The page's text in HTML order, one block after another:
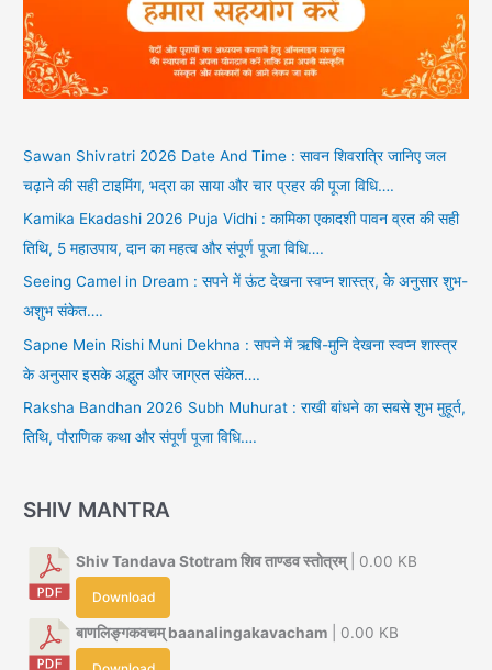
Sawan Shivratri 2026 Date And Time : सावन शिवरात्रि जानिए जल
चढ़ाने की सही टाइमिंग, भद्रा का साया और चार प्रहर की पूजा विधि….
Kamika Ekadashi 2026 Puja Vidhi : कामिका एकादशी पावन व्रत की सही
तिथि, 5 महाउपाय, दान का महत्व और संपूर्ण पूजा विधि….
Seeing Camel in Dream : सपने में ऊंट देखना स्वप्न शास्त्र, के अनुसार शुभ-
अशुभ संकेत….
Sapne Mein Rishi Muni Dekhna : सपने में ऋषि-मुनि देखना स्वप्न शास्त्र
के अनुसार इसके अद्भुत और जाग्रत संकेत….
Raksha Bandhan 2026 Subh Muhurat : राखी बांधने का सबसे शुभ मुहूर्त,
तिथि, पौराणिक कथा और संपूर्ण पूजा विधि….
SHIV MANTRA
Shiv Tandava Stotram शिव ताण्डव स्तोत्रम्| 0.00 KB
Download
बाणलिङ्गकवचम् baanalingakavacham | 0.00 KB